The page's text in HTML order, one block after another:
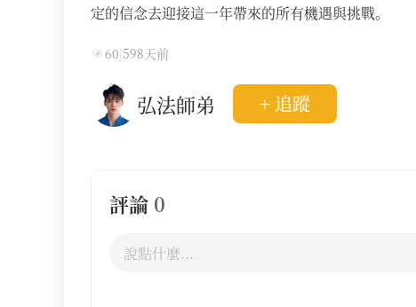
定的信念去迎接這一年帶來的所有機遇與挑戰。
60|598天前
弘法師弟 + 追蹤
評論 0